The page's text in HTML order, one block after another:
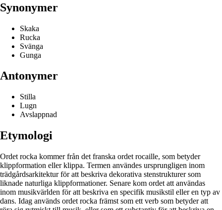
Synonymer
Skaka
Rucka
Svänga
Gunga
Antonymer
Stilla
Lugn
Avslappnad
Etymologi
Ordet rocka kommer från det franska ordet rocaille, som betyder
klippformation eller klippa. Termen användes ursprungligen inom
trädgårdsarkitektur för att beskriva dekorativa stenstrukturer som
liknade naturliga klippformationer. Senare kom ordet att användas
inom musikvärlden för att beskriva en specifik musikstil eller en typ av
dans. Idag används ordet rocka främst som ett verb som betyder att